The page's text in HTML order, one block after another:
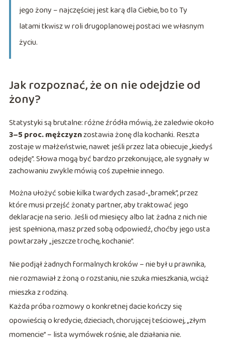
jego żony – najczęściej jest karą dla Ciebie, bo to Ty
latami tkwisz w roli drugoplanowej postaci we własnym
życiu.
Jak rozpoznać, że on nie odejdzie od
żony?
Statystyki są brutalne: różne źródła mówią, że zaledwie około
3–5 proc. mężczyznzostawia żonę dla kochanki. Reszta
zostaje w małżeństwie, nawet jeśli przez lata obiecuje „kiedyś
odejdę”. Słowa mogą być bardzo przekonujące, ale sygnały w
zachowaniu zwykle mówią coś zupełnie innego.
Można ułożyć sobie kilka twardych zasad-„bramek”, przez
które musi przejść żonaty partner, aby traktować jego
deklaracje na serio. Jeśli od miesięcy albo lat żadna z nich nie
jest spełniona, masz przed sobą odpowiedź, choćby jego usta
powtarzały „jeszcze trochę, kochanie”.
Nie podjął żadnych formalnych kroków – nie był u prawnika,
nie rozmawiał z żoną o rozstaniu, nie szuka mieszkania, wciąż
mieszka z rodziną.
Każda próba rozmowy o konkretnej dacie kończy się
opowieścią o kredycie, dzieciach, chorującej teściowej, „złym
momencie” – lista wymówek rośnie, ale działania nie.